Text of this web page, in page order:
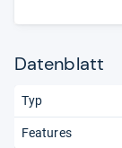
und ein
bis zu 16 A.
Vier
Vier
Datenblatt
Typ
Features